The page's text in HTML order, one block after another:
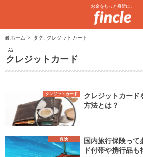
お金をもっと身近に。
ホーム タグ : クレジットカード
TAG
クレジットカード
クレジットカード
クレジットカード
方法とは？
保険
国内旅行保険って
ド付帯や携行品も